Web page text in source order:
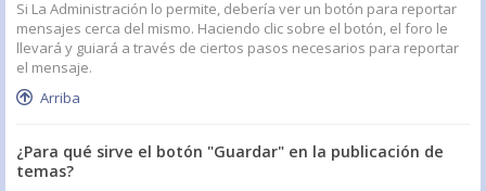
Si La Administración lo permite, debería ver un botón para reportar
mensajes cerca del mismo. Haciendo clic sobre el botón, el foro le
llevará y guiará a través de ciertos pasos necesarios para reportar
el mensaje.
Arriba
¿Para qué sirve el botón "Guardar" en la publicación de
temas?